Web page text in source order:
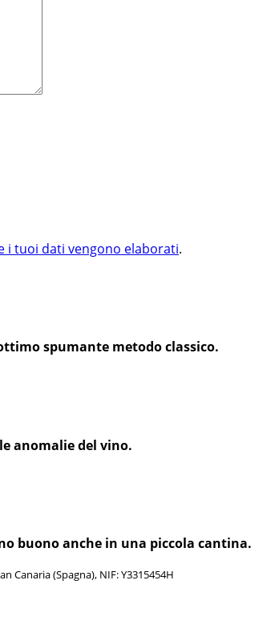
i tuoi dati vengono elaborati.
spumante metodo classico.
anomalie del vino.
buono anche in una piccola cantina.
Canaria (Spagna), NIF: Y3315454H